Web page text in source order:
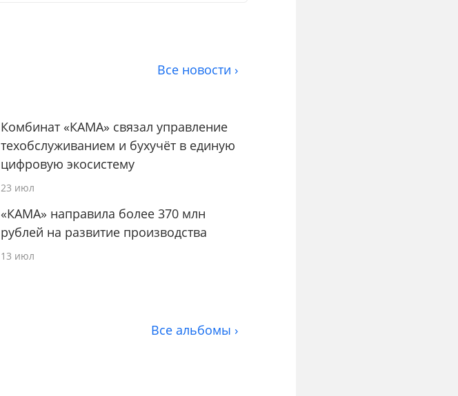
Все новости ›
Комбинат «КАМА» связал управление
техобслуживанием и бухучёт в единую
цифровую экосистему
23 июл
«КАМА» направила более 370 млн
рублей на развитие производства
13 июл
Все альбомы ›